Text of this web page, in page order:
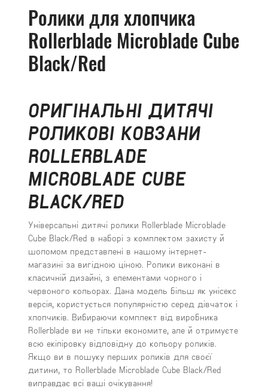
Ролики для хлопчика
Rollerblade Microblade Cube
Black/Red
ОРИГІНАЛЬНІ ДИТЯЧІ
РОЛИКОВІ КОВЗАНИ
ROLLERBLADE
MICROBLADE CUBE
BLACK/RED
Універсальні дитячі ролики Rollerblade Microblade
Cube Black/Red в наборі з комплектом захисту й
шоломом представлені в нашому інтернет-
магазині за вигідною ціною. Ролики виконані в
класичній дизайні, з елементами чорного і
червоного кольорах. Дана модель більш як унісекс
версія, користується популярністю серед дівчаток і
хлопчиків. Вибираючи комплект від виробника
Rollerblade ви не тільки економите, але й отримуєте
всю екіпіровку відповідну до кольору роликів.
Якщо ви в пошуку перших роликів для своєї
дитини, то Rollerblade Microblade Cube Black/Red
виправдає всі ваші очікування!